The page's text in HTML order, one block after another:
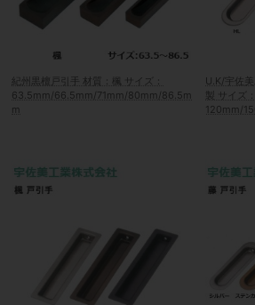
紀州黒檀戸引手 材質：楓 サイズ：
63.5mm/66.5mm/71mm/80mm/86.5m
m
U.K/宇佐
製 サイズ：
120mm/
ン/フラッ